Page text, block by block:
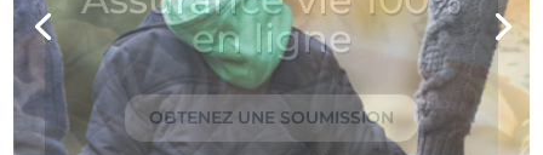
en ligne
OBTENEZ UNE SOUMISSION